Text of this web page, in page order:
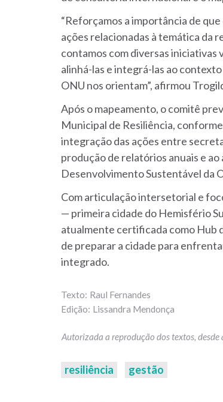
“Reforçamos a importância de
ações relacionadas à temática da
contamos com diversas
alinhá-las e integrá-las ao
ONU nos orientam”, afirmou
Após o mapeamento, o comitê
Municipal de Resiliência,
integração das ações entre
produção de relatórios anuais e
Desenvolvimento Sustentável da
Com articulação intersetorial e
— primeira cidade do Hemisfério
atualmente certificada como Hub
de preparar a cidade para
integrado.
Raul Fernandes
Lissandra Mendonça
resiliência gestão